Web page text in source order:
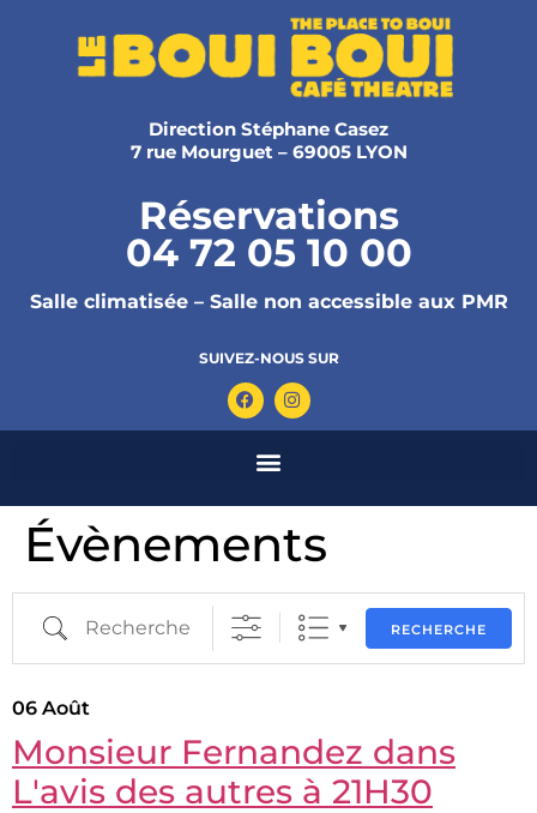
Direction Stéphane Casez
7 rue Mourguet – 69005 LYON
Réservations
04 72 05 10 00
Salle climatisée – Salle non accessible aux PMR
SUIVEZ-NOUS SUR
Évènements
RECHERCHE
06 Août
Monsieur Fernandez dans
L'avis des autres à 21H30